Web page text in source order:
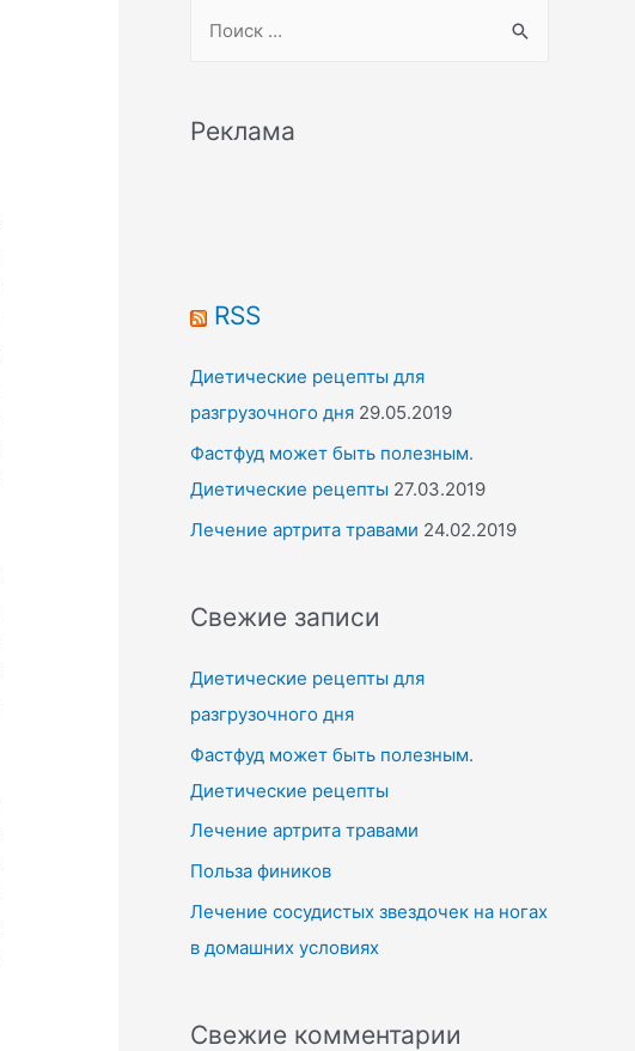
rРеклама
RSS
Диетические рецепты для
разгрузочного дня 29.05.2019
Фастфуд может быть полезным.
Диетические рецепты 27.03.2019
Лечение артрита травами 24.02.2019
Свежие записи
Диетические рецепты для
разгрузочного дня
Фастфуд может быть полезным.
Диетические рецепты
Лечение артрита травами
Польза фиников
Лечение сосудистых звездочек на ногах
в домашних условиях
Свежие комментарии